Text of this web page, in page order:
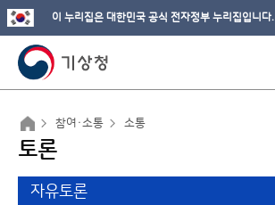
이 누리집은 대한민국 공식 전자정부 누리집입니다.
참여·소통 소통
토론
자유토론